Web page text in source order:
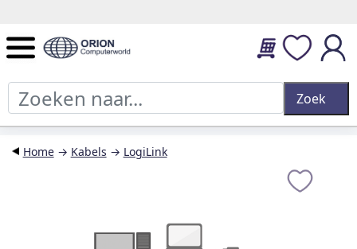
Home→ Kabels → LogiLink